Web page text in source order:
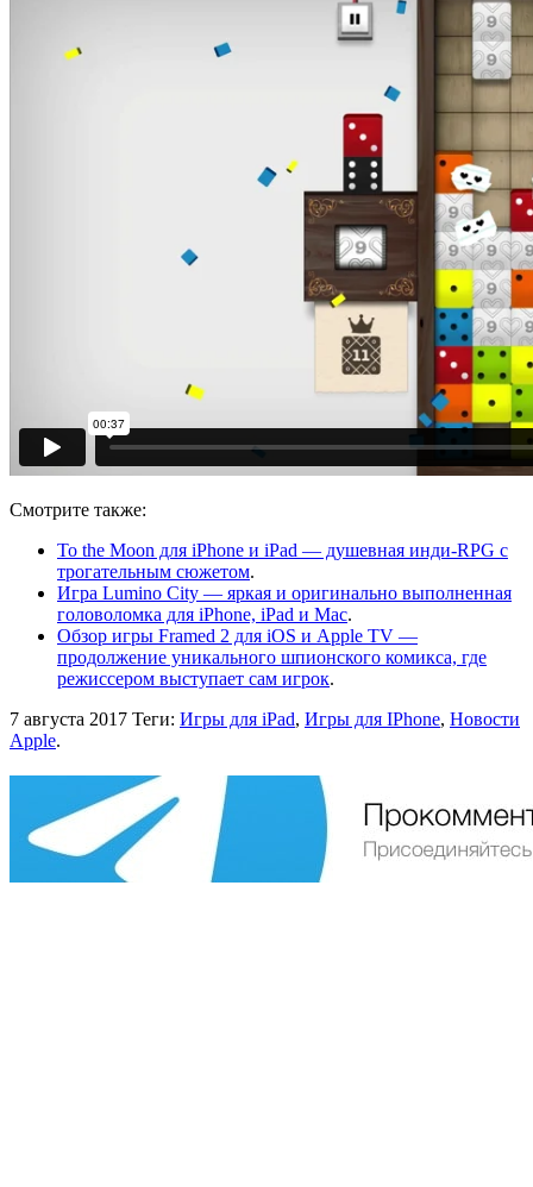
Смотрите также:
To the Moon для iPhone и iPad — душевная инди-RPG с
трогательным сюжетом.
Игра Lumino City — яркая и оригинально выполненная
головоломка для iPhone, iPad и Mac.
Обзор игры Framed 2 для iOS и Apple TV —
продолжение уникального шпионского комикса, где
режиссером выступает сам игрок.
7 августа 2017 Теги: Игры для iPad, Игры для IPhone, Новости
Apple.